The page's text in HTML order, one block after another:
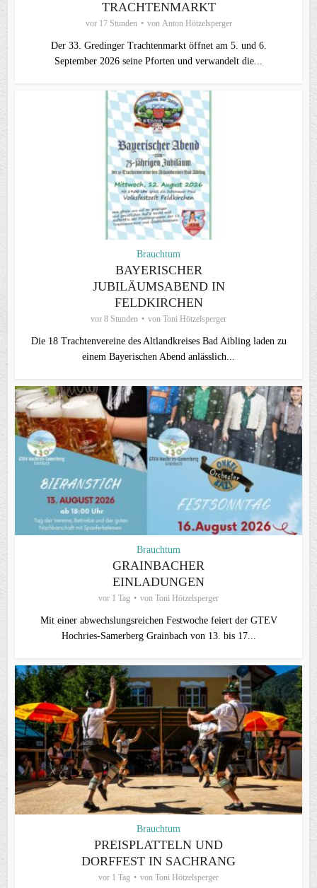
TRACHTENMARKT
vor 17 Stunden von Anton Hötzelsperger
Der 33. Gredinger Trachtenmarkt öffnet am 5. und 6.
September 2026 seine Pforten und verwandelt die...
Brauchtum
BAYERISCHER
JUBILÄUMSABEND IN
FELDKIRCHEN
vor 8 Stunden von Toni Hötzelsperger
Die 18 Trachtenvereine des Altlandkreises Bad Aibling laden zu
einem Bayerischen Abend anlässlich...
Brauchtum
GRAINBACHER
EINLADUNGEN
vor 1 Tag von Toni Hötzelsperger
Mit einer abwechslungsreichen Festwoche feiert der GTEV
Hochries-Samerberg Grainbach von 13. bis 17...
Brauchtum
PREISPLATTELN UND
DORFFEST IN SACHRANG
vor 1 Tag von Toni Hötzelsperger